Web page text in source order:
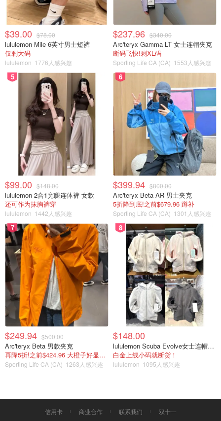
为数不多的去景点看花，名叫 半亩花田，全部都是郁金香
🌷，很是美丽，发现一株黄色的悄悄的长在一片白色🌷中
间，哈哈哈怕不是一株“间谍”吧
$39.00 $78.00
lululemon Mile 6英寸男士短裤
仅剩大码
lululemon 1776人感兴趣
$237.96 $340.00
Arc'teryx Gamma LT 女士连帽夹克
断码飞快!剩XL码
Sporting Life CA (CA) 1553人感兴趣
5
$99.00 $148.00
lululemon 2合1宽腿连体裤 女款
还可作为抹胸裤穿
lululemon 1442人感兴趣
6
$399.94 $800.00
Arc'teryx Beta AR 男士夹克
5折降到底!之前$679.96 蹲补
Sporting Life CA (CA) 1301人感兴趣
7
$249.94 $500.00
Arc'teryx Beta 男款夹克
再降5折!之前$424.96 大橙子好显白 蹲补
Sporting Life CA (CA) 1263人感兴趣
8
$148.00
lululemon Scuba Evolve女士连帽卫衣 全拉链
白金上线小码就断货！
lululemon 1095人感兴趣
信用卡 商业合作 联系我们
双十一